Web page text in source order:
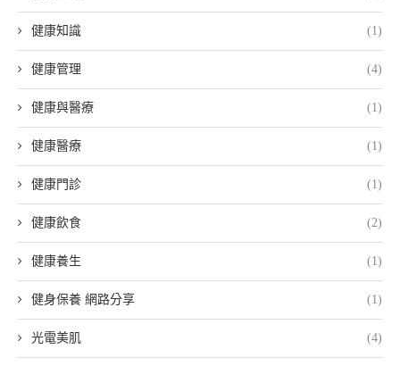
健康知識 (1)
健康管理 (4)
健康與醫療 (1)
健康醫療 (1)
健康門診 (1)
健康飲食 (2)
健康養生 (1)
健身保養 網路分享 (1)
光電美肌 (4)